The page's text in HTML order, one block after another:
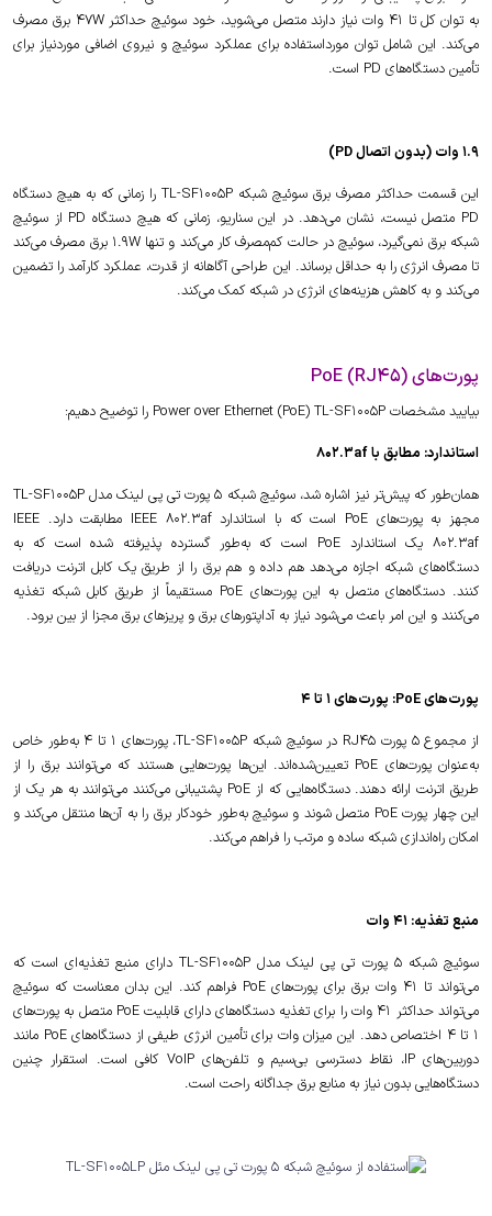
به توان کل تا 41 وات نیاز دارند متصل می‌شوید، خود سوئیچ حداکثر 47W برق مصرف
می‌کند. این شامل توان مورداستفاده برای عملکرد سوئیچ و نیروی اضافی موردنیاز برای
تأمین دستگاه‌های PD است.
1.9 وات (بدون اتصال PD)
این قسمت حداکثر مصرف برق سوئیچ شبکه TL-SF1005P را زمانی که به هیچ دستگاه
PD متصل نیست، نشان می‌دهد. در این سناریو، زمانی که هیچ دستگاه PD از سوئیچ
شبکه برق نمی‌گیرد، سوئیچ در حالت کم‌مصرف کار می‌کند و تنها 1.9W برق مصرف می‌کند
تا مصرف انرژی را به حداقل برساند. این طراحی آگاهانه از قدرت، عملکرد کارآمد را تضمین
می‌کند و به کاهش هزینه‌های انرژی در شبکه کمک می‌کند.
پورت‌های PoE (RJ45)
بیایید مشخصات Power over Ethernet (PoE) TL-SF1005P را توضیح دهیم:
استاندارد: مطابق با 802.3af
همان‌طور که پیش‌تر نیز اشاره شد، سوئیچ شبکه 5 پورت تی پی لینک مدل TL-SF1005P
مجهز به پورت‌های PoE است که با استاندارد IEEE 802.3af مطابقت دارد. IEEE
802.3af یک استاندارد PoE است که به‌طور گسترده پذیرفته شده است که به
دستگاه‌های شبکه اجازه می‌دهد هم داده و هم برق را از طریق یک کابل اترنت دریافت
کنند. دستگاه‌های متصل به این پورت‌های PoE مستقیماً از طریق کابل شبکه تغذیه
می‌کنند و این امر باعث می‌شود نیاز به آداپتورهای برق و پریزهای برق مجزا از بین برود.
پورت‌های PoE: پورت‌های 1 تا 4
از مجموع 5 پورت RJ45 در سوئیچ شبکه TL-SF1005P، پورت‌های 1 تا 4 به‌طور خاص
به‌عنوان پورت‌های PoE تعیین‌شده‌اند. این‌ها پورت‌هایی هستند که می‌توانند برق را از
طریق اترنت ارائه دهند. دستگاه‌هایی که از PoE پشتیبانی می‌کنند می‌توانند به هر یک از
این چهار پورت PoE متصل شوند و سوئیچ به‌طور خودکار برق را به آن‌ها منتقل می‌کند و
امکان راه‌اندازی شبکه ساده و مرتب را فراهم می‌کند.
منبع تغذیه: 41 وات
سوئیچ شبکه 5 پورت تی پی لینک مدل TL-SF1005P دارای منبع تغذیه‌ای است که
می‌تواند تا 41 وات برق برای پورت‌های PoE فراهم کند. این بدان معناست که سوئیچ
می‌تواند حداکثر 41 وات را برای تغذیه دستگاه‌های دارای قابلیت PoE متصل به پورت‌های
1 تا 4 اختصاص دهد. این میزان وات برای تأمین انرژی طیفی از دستگاه‌های PoE مانند
دوربین‌های IP، نقاط دسترسی بی‌سیم و تلفن‌های VoIP کافی است. استقرار چنین
دستگاه‌هایی بدون نیاز به منابع برق جداگانه راحت است.